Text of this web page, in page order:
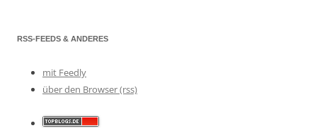
RSS-FEEDS & ANDERES
mit Feedly
über den Browser (rss)